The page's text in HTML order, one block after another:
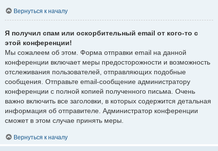
Вернуться к началу
Я получил спам или оскорбительный email от кого-то с
этой конференции!
Мы сожалеем об этом. Форма отправки email на данной
конференции включает меры предосторожности и возможность
отслеживания пользователей, отправляющих подобные
сообщения. Отправьте email-сообщение администратору
конференции с полной копией полученного письма. Очень
важно включить все заголовки, в которых содержится детальная
информация об отправителе. Администратор конференции
сможет в этом случае принять меры.
Вернуться к началу